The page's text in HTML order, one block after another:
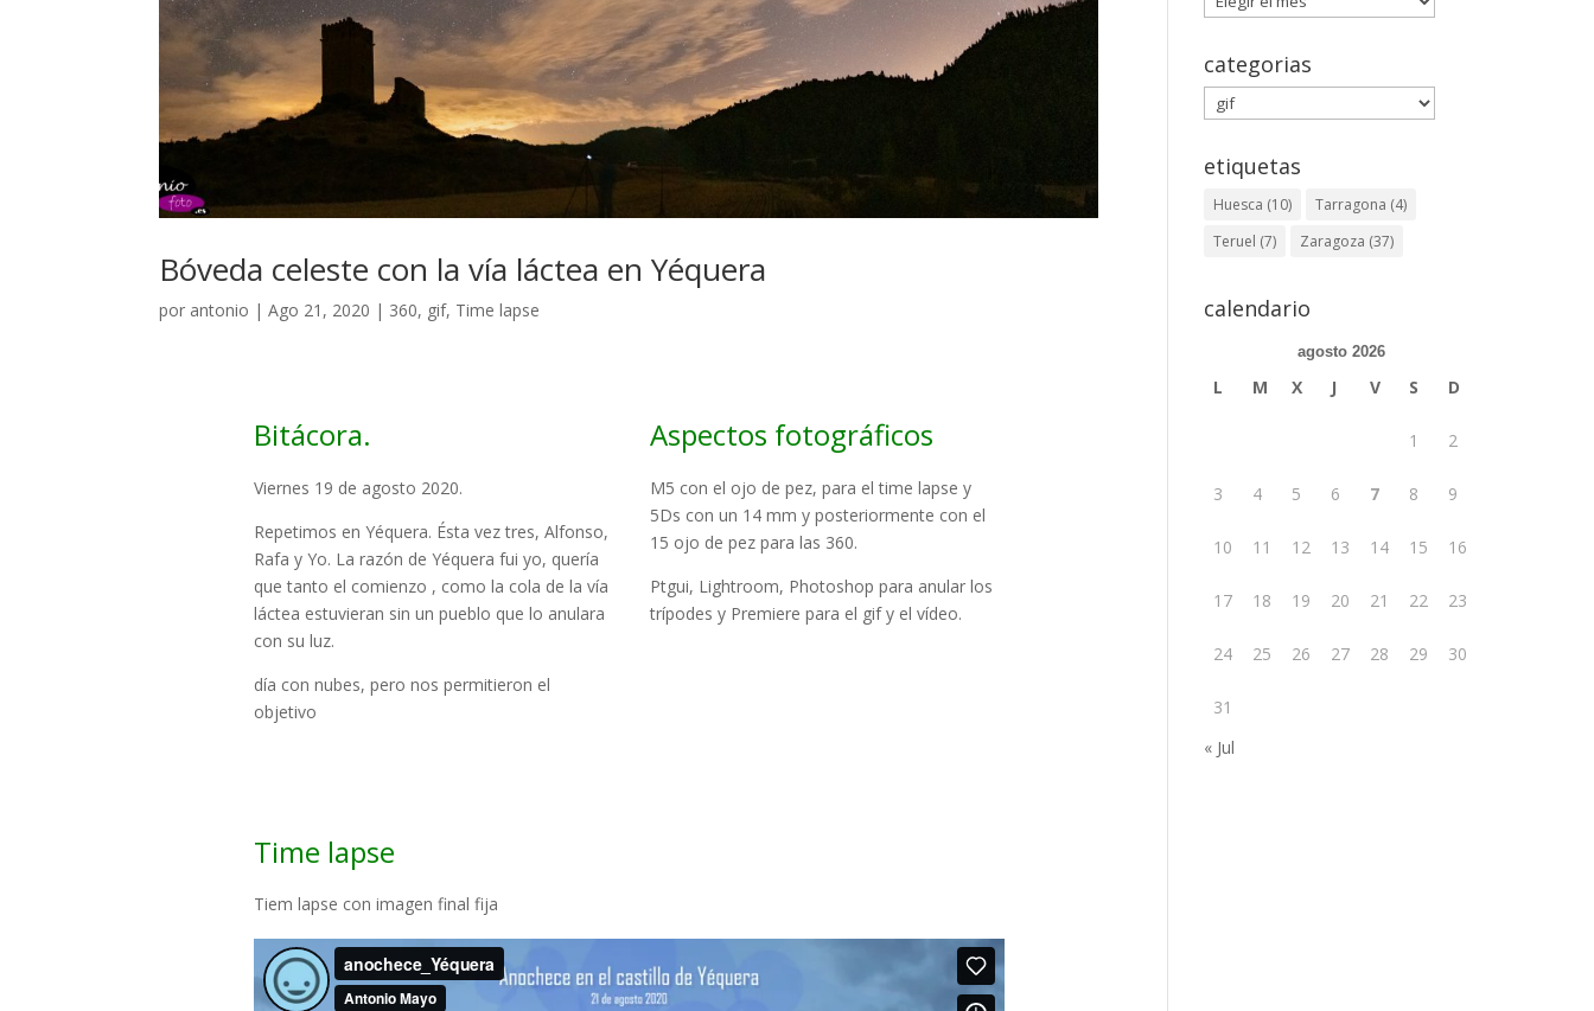
Bóveda celeste con la vía láctea en Yéquera
por antonio |Ago 21, 2020 | 360, gif, Time lapse
Bitácora.
Viernes 19 de agosto 2020.
Repetimos en Yéquera. Ésta vez tres, Alfonso,
Rafa y Yo. La razón de Yéquera fui yo, quería
que tanto el comienzo , como la cola de la vía
láctea estuvieran sin un pueblo que lo anulara
con su luz.
día con nubes, pero nos permitieron el
objetivo
Aspectos fotográficos
M5 con el ojo de pez, para el time lapse y
5Ds con un 14 mm y posteriormente con el
15 ojo de pez para las 360.
Ptgui, Lightroom, Photoshop para anular los
trípodes y Premiere para el gif y el vídeo.
Time lapse
Tiem lapse con imagen final fija
categorias
categorias
etiquetas
Huesca (10) Tarragona (4)
Teruel (7) Zaragoza (37)
calendario
agosto 2026
L M X J V S D
1 2
3 4 5 6 7 8 9
10 11 12 13 14 15 16
17 18 19 20 21 22 23
24 25 26 27 28 29 30
31
« Jul